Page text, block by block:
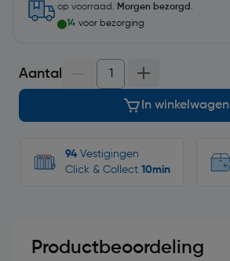
op voorraad. Morgen bezorgd .
14 voor bezorging
Aantal
In winkelwagen
94 Vestigingen
Click & Collect 10min
Productbeoordeling